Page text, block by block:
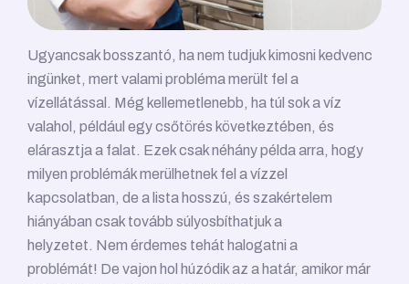
Ugyancsak bosszantó, ha nem tudjuk kimosni kedvenc
ingünket, mert valami probléma merült fel a
vízellátással. Még kellemetlenebb, ha túl sok a víz
valahol, például egy csőtörés következtében, és
elárasztja a falat. Ezek csak néhány példa arra, hogy
milyen problémák merülhetnek fel a vízzel
kapcsolatban, de a lista hosszú, és szakértelem
hiányában csak tovább súlyosbíthatjuk a
helyzetet. Nem érdemes tehát halogatni a
problémát! De vajon hol húzódik az a határ, amikor már